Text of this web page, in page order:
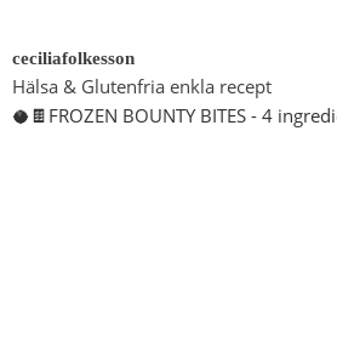
ceciliafolkesson
Hälsa & Glutenfria enkla recept
🥥🍫FROZEN BOUNTY BITES - 4